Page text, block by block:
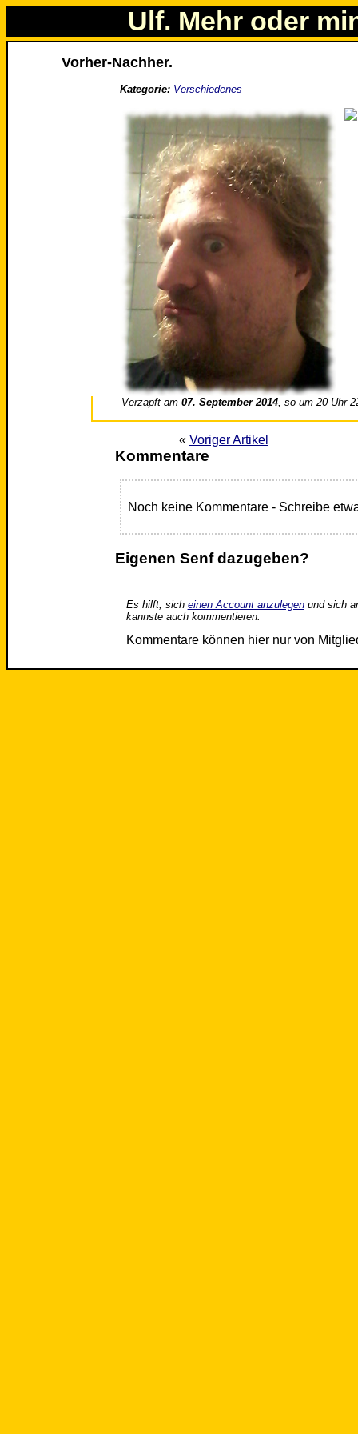
Ulf. Mehr oder
Vorher-Nachher.
Kategorie: Verschiedenes
Verzapft am07. September 2014, so um 20 Uhr
« Voriger Artikel
Kommentare
Noch keine Kommentare - Schreibe
Eigenen Senf dazugeben?
Es hilft, sich einen Account anzulegenund sich
kannste auch kommentieren.
Kommentare können hier nur von